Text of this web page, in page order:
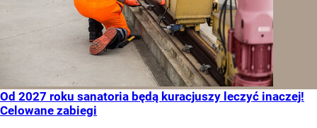
Od 2027 roku sanatoria będą kuracjuszy leczyć inaczej!
Celowane zabiegi